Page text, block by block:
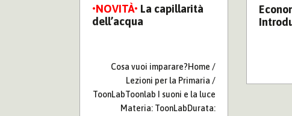
La capillarità
dell’acqua
Cosa vuoi imparare?Home /
Lezioni per la Primaria /
ToonLabToonlab I suoni e la luce
Materia: ToonLabDurata: